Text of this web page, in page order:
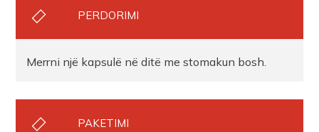
PERDORIMI
Merrni një kapsulë në ditë me stomakun bosh.
PAKETIMI